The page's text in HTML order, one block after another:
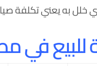
خلل به يعني تكلفة